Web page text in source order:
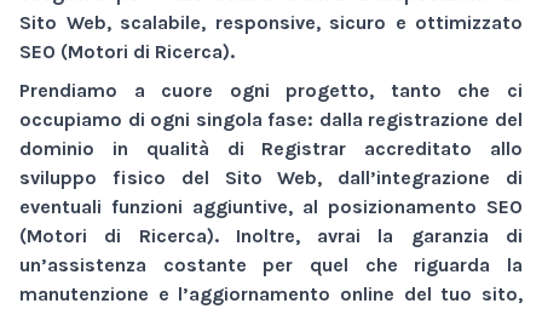
Sito Web, scalabile, responsive, sicuro e ottimizzato
SEO (Motori di Ricerca).
Prendiamo a cuore ogni progetto, tanto che ci
occupiamo di ogni singola fase: dalla registrazione del
dominio in qualità di Registrar accreditato allo
sviluppo fisico del Sito Web, dall’integrazione di
eventuali funzioni aggiuntive, al posizionamento SEO
(Motori di Ricerca). Inoltre, avrai la garanzia di
un’assistenza costante per quel che riguarda la
manutenzione e l’aggiornamento online del tuo sito,